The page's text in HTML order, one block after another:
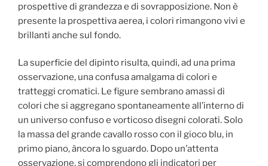
prospettive di grandezza e di sovrapposizione. Non è
presente la prospettiva aerea, i colori rimangono vivi e
brillanti anche sul fondo.
La superficie del dipinto risulta, quindi, ad una prima
osservazione, una confusa amalgama di colori e
tratteggi cromatici. Le figure sembrano amassi di
colori che si aggregano spontaneamente all’interno di
un universo confuso e vorticoso disegni colorati. Solo
la massa del grande cavallo rosso con il gioco blu, in
primo piano, àncora lo sguardo. Dopo un’attenta
osservazione, si comprendono gli indicatori per